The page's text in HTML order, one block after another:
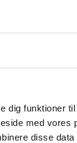
dig funktioner
med vores
disse
Eames. Tre